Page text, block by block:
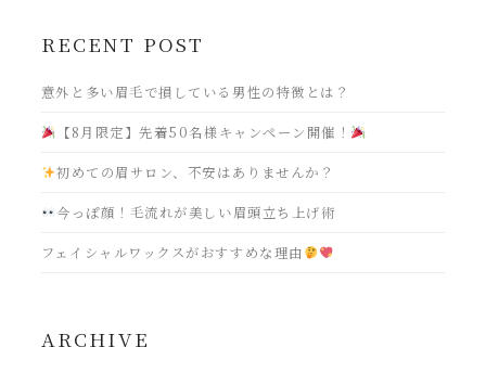
RECENT POST
意外と多い眉毛で損している男性の特徴とは？
【8月限定】先着50名様キャンペーン開催！
初めての眉サロン、不安はありませんか？
今っぽ顔！毛流れが美しい眉頭立ち上げ術
フェイシャルワックスがおすすめな理由
ARCHIVE